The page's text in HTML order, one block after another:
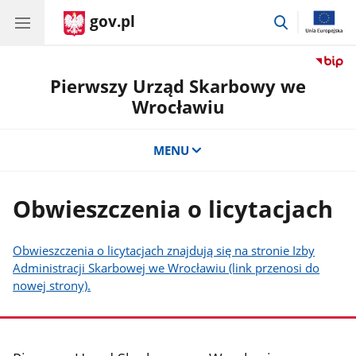
gov.pl
przejdź
Pierwszy Urząd Skarbowy we
Wrocławiu
MENU
Obwieszczenia o licytacjach
Obwieszczenia o licytacjach znajdują się na stronie Izby
Administracji Skarbowej we Wrocławiu (link przenosi do
nowej strony).